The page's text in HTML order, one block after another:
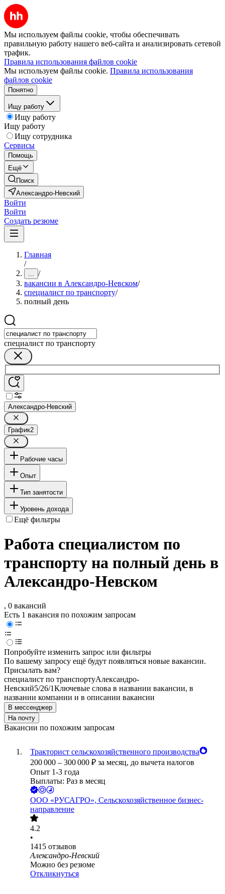
Мы используем файлы cookie, чтобы обеспечивать
правильную работу нашего веб-сайта и анализировать сетевой
трафик.
Правила использования файлов cookie
Мы используем файлы cookie. Правила использования
файлов cookie
Понятно
Ищу работу
Ищу работу
Ищу работу
Ищу сотрудника
Сервисы
Помощь
Ещё
Поиск
Александро-Невский
Войти
Войти
Создать резюме
Главная
/
... /
вакансии в Александро-Невском/
специалист по транспорту/
полный день
специалист по транспорту
Александро-Невский
График2
Рабочие часы
Опыт
Тип занятости
Уровень дохода
Ещё фильтры
Работа специалистом по
транспорту на полный день в
Александро-Невском
, 0 вакансий
Есть 1 вакансия по похожим запросам
Попробуйте изменить запрос или фильтры
По вашему запросу ещё будут появляться новые вакансии.
Присылать вам?
специалист по транспортуАлександро-
Невский5/26/1Ключевые слова в названии вакансии, в
названии компании и в описании вакансии
В мессенджер
На почту
Вакансии по похожим запросам
Тракторист сельскохозяйственного производства
200 000 – 300 000 ₽ за месяц, до вычета налогов
Опыт 1-3 года
Выплаты: Раз в месяц
ООО «РУСАГРО», Сельскохозяйственное бизнес-
направление
4.2
•
1415 отзывов
Александро-Невский
Можно без резюме
Откликнуться